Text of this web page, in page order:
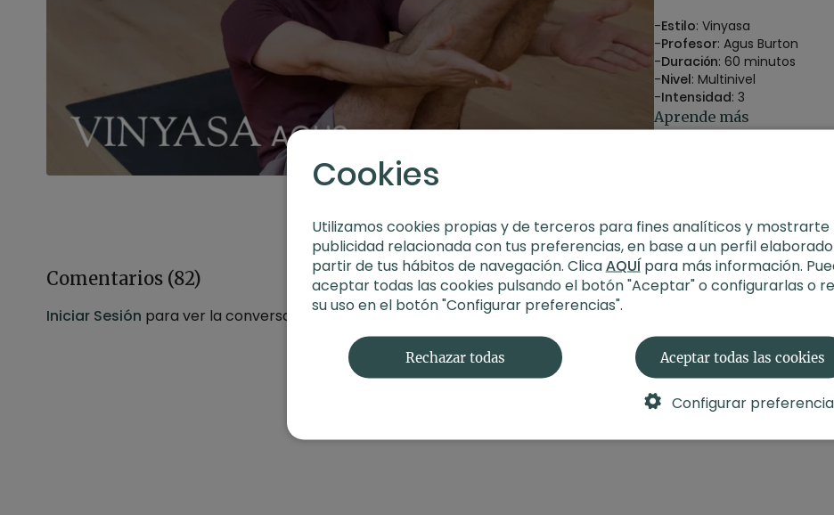
-Estilo: Vinyasa
-Profesor: Agus Burton
-Duración: 60 minutos
-Nivel: Multinivel
-Intensidad: 3
-Material : 2 bloques
-Enfoque: Full body
durante la práctica en la
Aprende más
Comentarios (82)
Iniciar Sesión para ver la conversación
Cookies
Utilizamos cookies propias y de terceros para fines analíticos y mostrarte
publicidad relacionada con tus preferencias, en base a un perfil
partir de tus hábitos de navegación. ClicaAQUÍpara más información.
aceptar todas las cookies pulsando el botón "Aceptar" o configurarlas o
su uso en el botón "Configurar preferencias".
Rechazar todas Aceptar todas las cookies
Configurar